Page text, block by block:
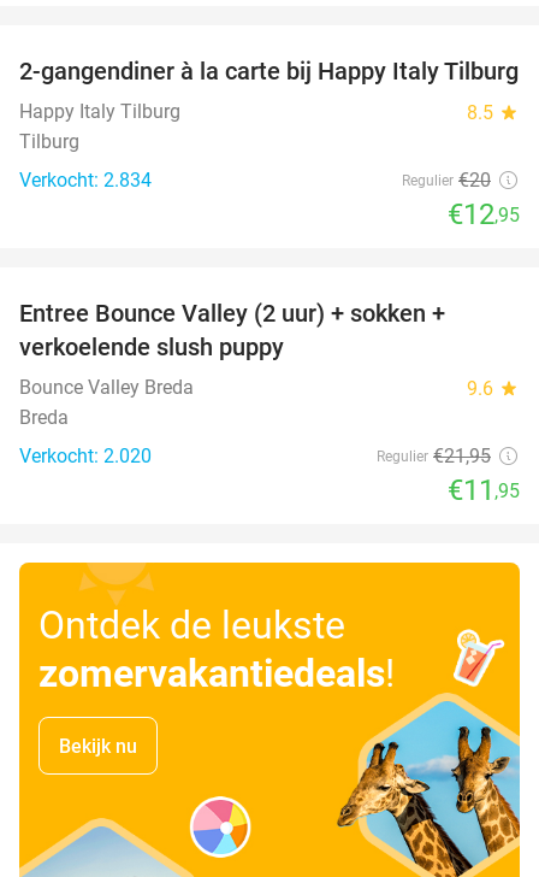
35%
2-gangendiner à la carte bij Happy Italy Tilburg
Happy Italy Tilburg 8.5 star
Tilburg
Verkocht: 2.834
Regulier €20
€12,95
Entree Bounce Valley (2 uur) + sokken +
verkoelende slush puppy
Bounce Valley Breda 9.6 star
Breda
Verkocht: 2.020
Regulier €21,95
€11 ,95
Ontdek de leukste
zomervakantiedeals!
Bekijk nu